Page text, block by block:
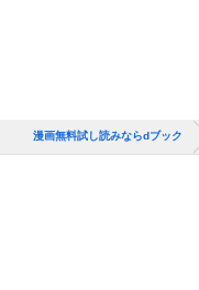
漫画無料試し読みならdブック